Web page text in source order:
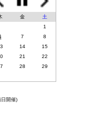
金
土
1
7
8
14
15
21
22
28
29
開催)